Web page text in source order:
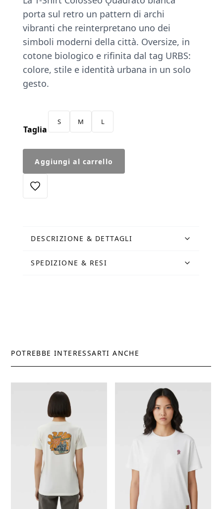
porta sul retro un pattern di archi
vibranti che reinterpretano uno dei
simboli moderni della città. Oversize, in
cotone biologico e rifinita dal tag URBS:
colore, stile e identità urbana in un solo
gesto.
Taglia
S M L
Shirt
Colosseo
Quadrato
bianca
Aggiungi al carrello
DESCRIZIONE & DETTAGLI
SPEDIZIONE & RESI
POTREBBE INTERESSARTI ANCHE